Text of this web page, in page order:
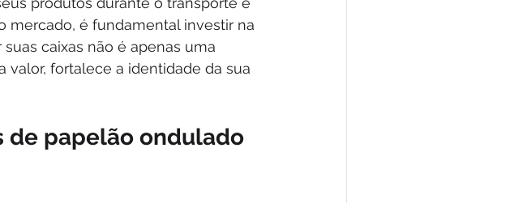
mercado, é fundamental investir na
caixas não é apenas uma
valor, fortalece a identidade da sua
de papelão ondulado